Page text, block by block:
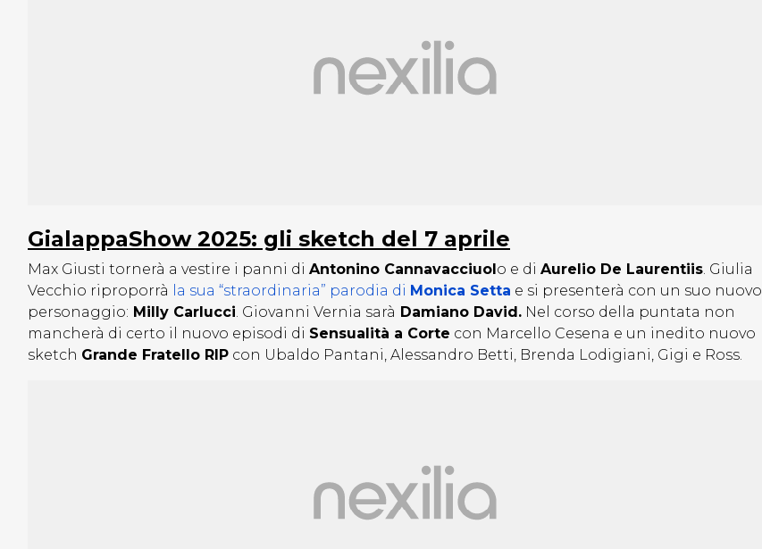
GialappaShow 2025: gli sketch del 7 aprile
Max Giusti tornerà a vestire i panni di Antonino Cannavacciuolo e di Aurelio De Laurentiis. Giulia
Vecchio riproporrà
la sua “straordinaria” parodia di Monica Setta e si presenterà con un suo nuovo
personaggio: Milly Carlucci. Giovanni Vernia sarà Damiano David. Nel corso della puntata non
mancherà di certo il nuovo episodi di Sensualità a Corte con Marcello Cesena e un inedito nuovo
sketch Grande Fratello RIP con Ubaldo Pantani, Alessandro Betti, Brenda Lodigiani, Gigi e Ross.